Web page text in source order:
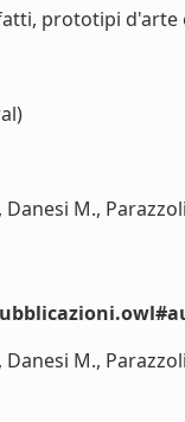
prototipi
M.,
Danesi M.,